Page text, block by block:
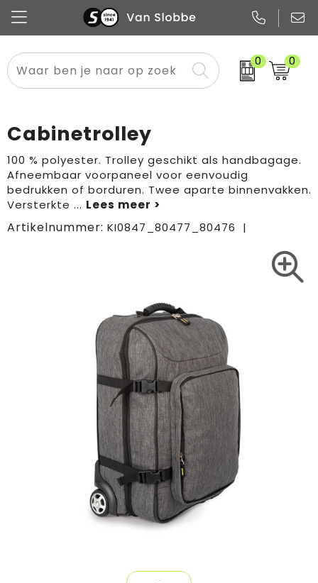
0 0
Alle categorieën
Promo
Pennen
Papier
Flessen
Glazen en karaffen
Merken
Meest gekozen
Overig textiel
Boodschappen- en draagtassen
Rugzakken
Cabinetrolley
100 % polyester. Trolley geschikt als handbagage.
Afneembaar voorpaneel voor eenvoudig
bedrukken of borduren. Twee aparte binnenvakken.
Versterkte ...
Artikelnummer: KI0847_80477_80476